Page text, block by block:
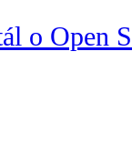
o Open